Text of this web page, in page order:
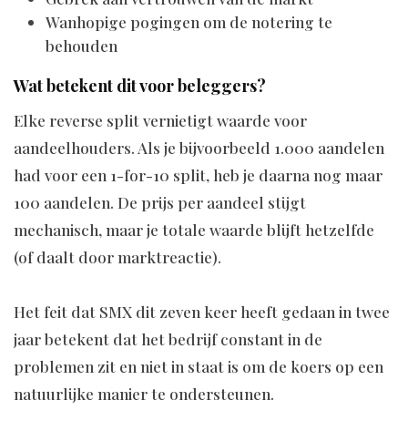
Wanhopige pogingen om de notering te
behouden
Wat betekent dit voor beleggers?
Elke reverse split vernietigt waarde voor
aandeelhouders. Als je bijvoorbeeld 1.000 aandelen
had voor een 1-for-10 split, heb je daarna nog maar
100 aandelen. De prijs per aandeel stijgt
mechanisch, maar je totale waarde blijft hetzelfde
(of daalt door marktreactie).
Het feit dat SMX dit zeven keer heeft gedaan in twee
jaar betekent dat het bedrijf constant in de
problemen zit en niet in staat is om de koers op een
natuurlijke manier te ondersteunen.